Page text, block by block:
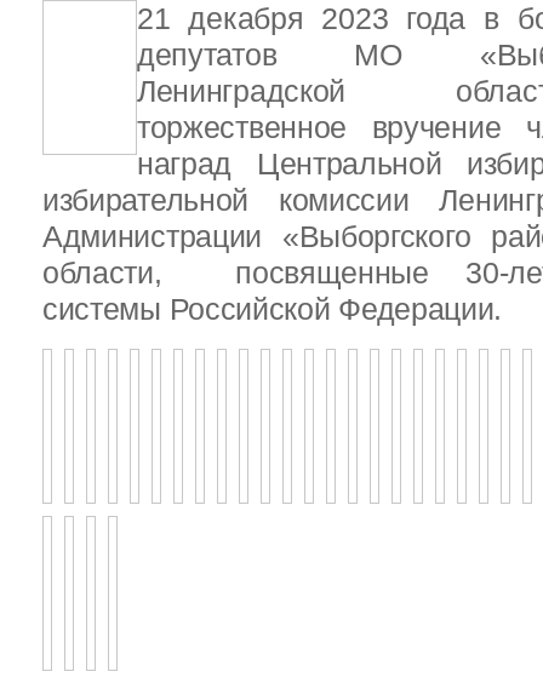
21 декабря 2023 года в
депутатов МО
Ленинградской
торжественное
наград Центральной
избирательной комиссии
Администрации «Выборгского
области, посвященные 30-
системы Российской Федерации.